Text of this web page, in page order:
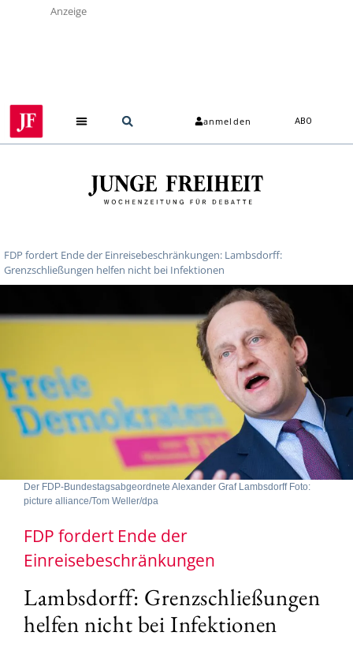
Anzeige
anmelden ABO
FDP fordert Ende der Einreisebeschränkungen: Lambsdorff:
Grenzschließungen helfen nicht bei Infektionen
Der FDP-Bundestagsabgeordnete Alexander Graf Lambsdorff Foto:
picture alliance/Tom Weller/dpa
FDP fordert Ende der
Einreisebeschränkungen
Lambsdorff: Grenzschließungen
helfen nicht bei Infektionen